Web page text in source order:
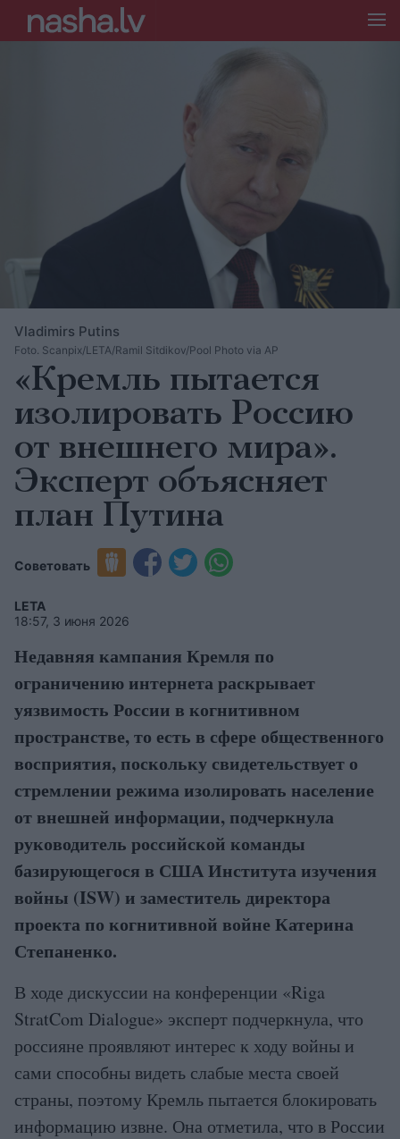
Vladimirs Putins
Foto. Scanpix/LETA/Ramil Sitdikov/Pool Photo via AP
«Кремль пытается
изолировать Россию
от внешнего мира».
Эксперт объясняет
план Путина
Советовать
LETA
18:57, 3 июня 2026
Недавняя кампания Кремля по
ограничению интернета раскрывает
уязвимость России в когнитивном
пространстве, то есть в сфере общественного
восприятия, поскольку свидетельствует о
стремлении режима изолировать население
от внешней информации, подчеркнула
руководитель российской команды
базирующегося в США Института изучения
войны (ISW) и заместитель директора
проекта по когнитивной войне Катерина
Степаненко.
В ходе дискуссии на конференции «Riga
StratCom Dialogue» эксперт подчеркнула, что
россияне проявляют интерес к ходу войны и
сами способны видеть слабые места своей
страны, поэтому Кремль пытается блокировать
информацию извне. Она отметила, что в России